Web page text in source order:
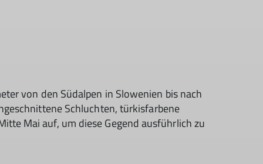
von den Südalpen in Slowenien bis nach
Schluchten, türkisfarbene
Mai auf, um diese Gegend ausführlich zu